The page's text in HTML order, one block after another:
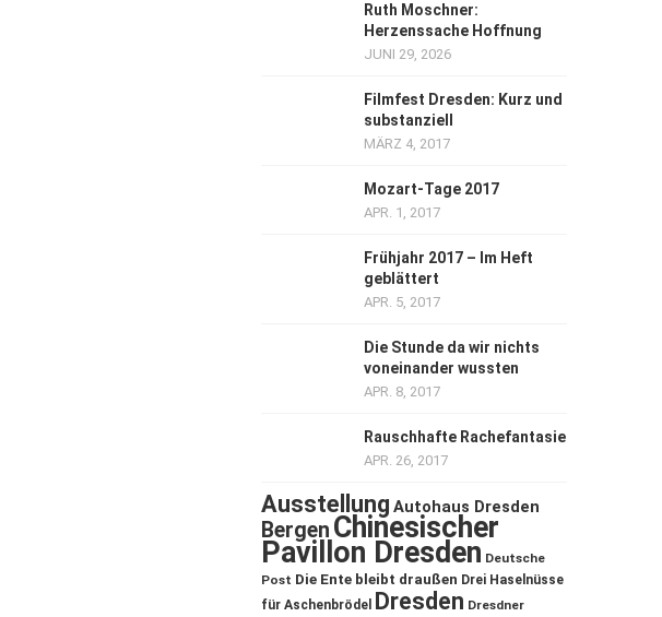
Ruth Moschner:
Herzenssache Hoffnung
JUNI 29, 2026
Filmfest Dresden: Kurz und
substanziell
MÄRZ 4, 2017
Mozart-Tage 2017
APR. 1, 2017
Frühjahr 2017 – Im Heft
geblättert
APR. 5, 2017
Die Stunde da wir nichts
voneinander wussten
APR. 8, 2017
Rauschhafte Rachefantasie
APR. 26, 2017
Ausstellung Autohaus Dresden
Bergen Chinesischer
Pavillon Dresden Deutsche
Post Die Ente bleibt draußen Drei Haselnüsse
für Aschenbrödel
Dresden Dresdner